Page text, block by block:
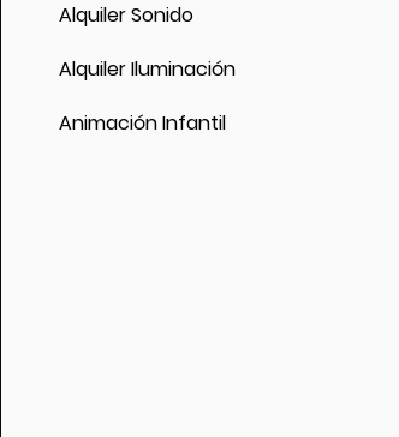
Alquiler Sonido
Alquiler Iluminación
Animación Infantil